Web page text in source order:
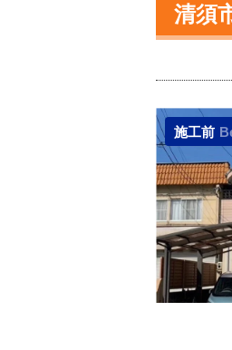
清須
施工前